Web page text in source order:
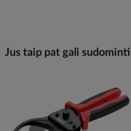
Jus taip pat gali sudominti